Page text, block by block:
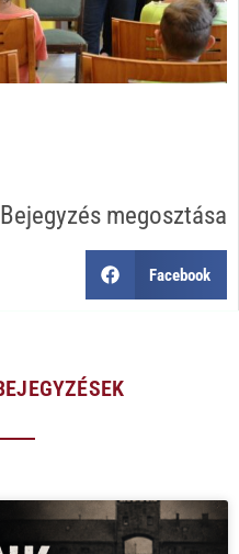
Bejegyzés megosztása
Facebook